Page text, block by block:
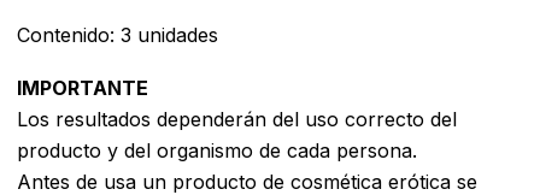
Contenido: 3 unidades
IMPORTANTE
Los resultados dependerán del uso correcto del
producto y del organismo de cada persona.
Antes de usa un producto de cosmética erótica se